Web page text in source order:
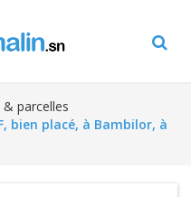
& parcelles
bien placé, à Bambilor, à